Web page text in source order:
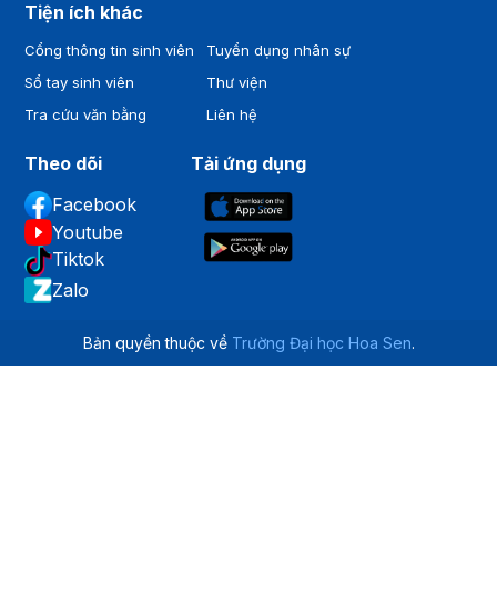
Tiện ích khác
Cổng thông tin sinh viên
Sổ tay sinh viên
Tra cứu văn bằng
Tuyển dụng nhân sự
Thư viện
Liên hệ
Theo dõi
Facebook
Youtube
Tiktok
Zalo
Tải ứng dụng
Bản quyền thuộc về Trường Đại học Hoa Sen.